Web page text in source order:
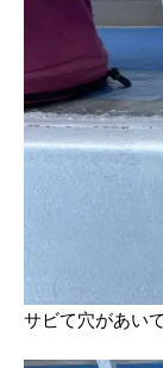
サビて穴があい